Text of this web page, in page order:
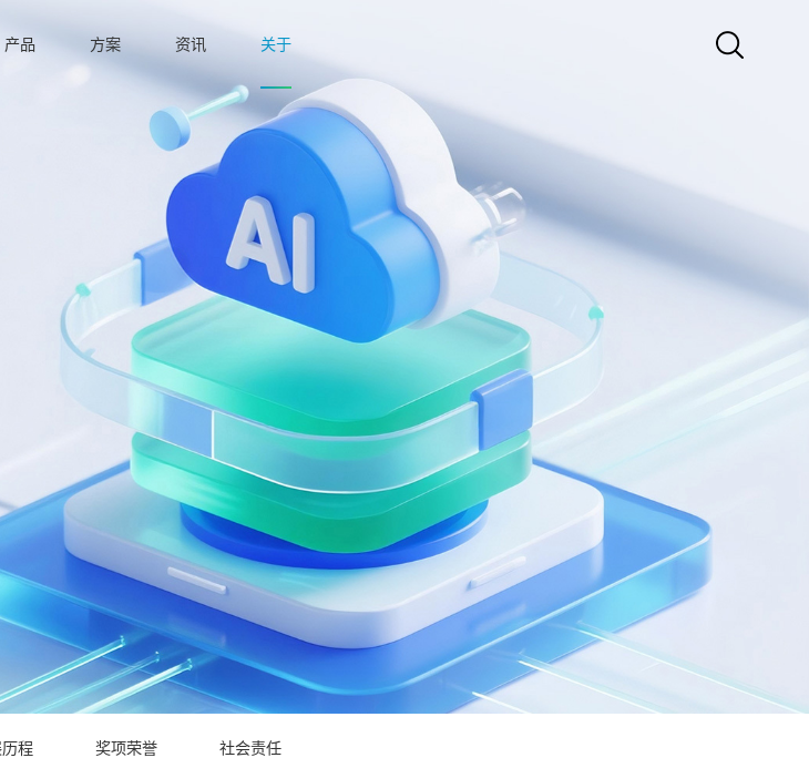
产品 方案 资讯 关于
程 奖项荣誉 社会责任